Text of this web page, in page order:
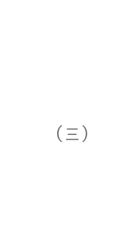
( 三 )